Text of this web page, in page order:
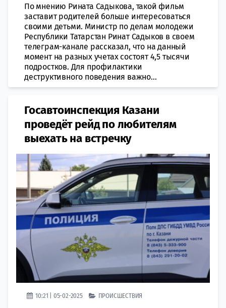
По мнению Рината Садыкова, такой фильм
заставит родителей больше интересоваться
своими детьми. Министр по делам молодежи
Республики Татарстан Ринат Садыков в своем
телеграм-канале рассказал, что на данный
момент на разных учетах состоят 4,5 тысячи
подростков. Для профилактики
деструктивного поведения важно...
Госавтоинспекция Казани
проведёт рейд по любителям
выехать на встречку
10:21 | 05-02-2025 ПРОИСШЕСТВИЯ